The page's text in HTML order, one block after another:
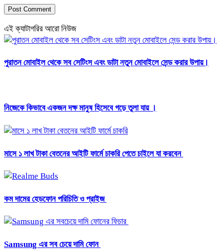
এই ক্যাটাগরির আরো নিউজ
পুরাতন মোবাইল থেকে সব সেটিংস এবং ডাটা নতুন মোবাইলে সেন্ড করার উপায়।
নিজেকে কিভাবে একজন দক্ষ মানুষ হিসেবে গড়ে তুলা যায় ।
মাসে ১ লাখ টাকা বেতনের আইটি ফার্মে চাকরি পেতে চাইলে যা করবেন
কম দামের হেডফোন পরিচিতি ও প্রাইজ
Samsung এর সব চেয়ে দামি ফোন